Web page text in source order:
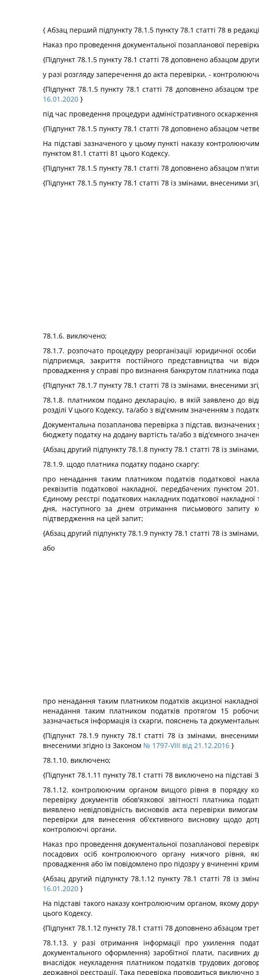
{ Абзац перший підпункту 78.1.5 пункту 78.1 статті 78 в
Наказ про проведення документальної позапланової
{Підпункт 78.1.5 пункту 78.1 статті 78 доповнено абзацом
у разі розгляду заперечення до акта перевірки, -
{Підпункт 78.1.5 пункту 78.1 статті 78 доповнено абзацом
16.01.2020 }
під час проведення процедури адміністративного
{Підпункт 78.1.5 пункту 78.1 статті 78 доповнено абзацом
На підставі зазначеного у цьому пункті наказу
пунктом 81.1 статті 81 цього Кодексу.
{Підпункт 78.1.5 пункту 78.1 статті 78 доповнено абзацом
{Підпункт 78.1.5 пункту 78.1 статті 78 із змінами, внесеними
78.1.6. виключено;
78.1.7. розпочато процедуру реорганізації юридичної
підприємця, закриття постійного представництва чи
провадження у справі про визнання банкрутом платника
{Підпункт 78.1.7 пункту 78.1 статті 78 із змінами, внесеними
78.1.8. платником подано декларацію, в якій заявлено до
розділі V цього Кодексу, та/або з від'ємним значенням з
Документальна позапланова перевірка з підстав,
бюджету податку на додану вартість та/або з від'ємного
{Абзац другий підпункту 78.1.8 пункту 78.1 статті 78 із
78.1.9. щодо платника податку подано скаргу:
про ненадання таким платником податків податкової
реквізитів податкової накладної, передбачених пунктом
Єдиному реєстрі податкових накладних податкової
дня, наступного за днем отримання письмового запиту
підтвердження на цей запит;
{Абзац другий підпункту 78.1.9 пункту 78.1 статті 78 із
або
про ненадання таким платником податків акцизної
ненадання таким платником податків протягом 15
зазначається інформація із скарги, пояснень та
{Підпункт 78.1.9 пункту 78.1 статті 78 із змінами,
внесеними згідно із Законом № 1797-VIII від 21.12.2016 }
78.1.10. виключено;
{Підпункт 78.1.11 пункту 78.1 статті 78 виключено на підставі
78.1.12. контролюючим органом вищого рівня в порядку
перевірку документів обов'язкової звітності платника
виявлено невідповідність висновків акта перевірки
перевірки для винесення об'єктивного висновку щодо
контролюючі органи.
Наказ про проведення документальної позапланової
посадових осіб контролюючого органу нижчого рівня,
провадження або їм повідомлено про підозру у вчиненні
{Абзац другий підпункту 78.1.12 пункту 78.1 статті 78 із
16.01.2020 }
На підставі такого наказу контролюючим органом, якому
цього Кодексу.
{Підпункт 78.1.12 пункту 78.1 статті 78 доповнено абзацом
78.1.13. у разі отримання інформації про ухилення
документального оформлення) заробітної плати, пасивних
внаслідок неукладення платником податків трудових
державної реєстрації. Така перевірка проводиться